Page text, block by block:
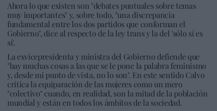
Ahora lo que existen son "debates puntuales sobre temas
muy importantes" y, sobre todo, "una discrepancia
fundamental entre los dos partidos que conforman el
Gobierno", dice al respecto de la ley trans y la del 'sólo sí es
sí'.
La exvicepresidenta y ministra del Gobierno defiende que
"hay muchas cosas a las que se le pone la palabra feminismo
y, desde mi punto de vista, no lo son". En este sentido Calvo
critica la equiparación de las mujeres como un mero
"colectivo" cuando, en realidad, son la mitad de la población
mundial y están en todos los ámbitos de la sociedad.